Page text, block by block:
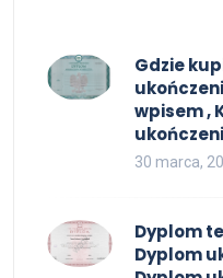
Gdzie
wpisem ,
30 marca,
Dyplom
Dyplom